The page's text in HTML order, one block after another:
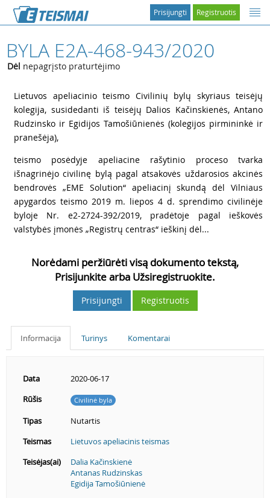
Registruotis
Prisijungti
BYLA E2A-468-943/2020
Dėl nepagrįsto praturtėjimo
Lietuvos apeliacinio teismo Civilinių bylų skyriaus teisėjų
kolegija, susidedanti iš teisėjų Dalios Kačinskienės, Antano
Rudzinsko ir Egidijos Tamošiūnienės (kolegijos pirmininkė ir
pranešėja),
teismo posėdyje apeliacine rašytinio proceso tvarka
išnagrinėjo civilinę bylą pagal atsakovės uždarosios akcinės
bendrovės „EME Solution“ apeliacinį skundą dėl Vilniaus
apygardos teismo 2019 m. liepos 4 d. sprendimo civilinėje
byloje Nr. e2-2724-392/2019, pradėtoje pagal ieškovės
valstybės įmonės „Registrų centras“ ieškinį dėl...
Norėdami peržiūrėti visą dokumento tekstą,
Prisijunkite arba Užsiregistruokite.
Prisijungti Registruotis
Informacija Turinys Komentarai
Data
2020-06-17
Rūšis
Civilinė byla
Tipas
Nutartis
Teismas
Lietuvos apeliacinis teismas
Teisėjas(ai)
Dalia Kačinskienė
Antanas Rudzinskas
Egidija Tamošiūnienė